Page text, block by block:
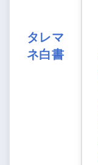
タレマ
ネ白書